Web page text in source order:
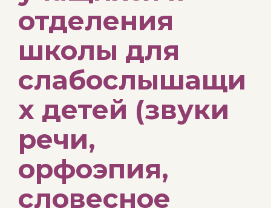
отделения
школы для
слабослышащи
х детей (звуки
речи,
орфоэпия,
словесное